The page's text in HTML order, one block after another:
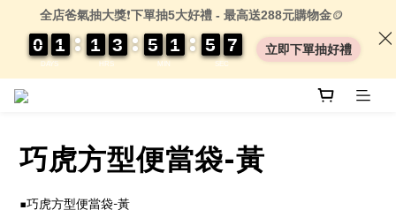
巧虎方型便當袋-黃
■巧虎方型便當袋-黃
全店爸氣抽大獎❗下單抽5大好禮 - 最高送288元購物金🪙
DAYS
0
0
0
0 1
1
1
1
HRS
1
1
1
1 3
3
3
3
MIN
5
5
5
5 1
1
1
1
SEC
5
5
5
5 0
0
7
7
6 立即下單抽好禮